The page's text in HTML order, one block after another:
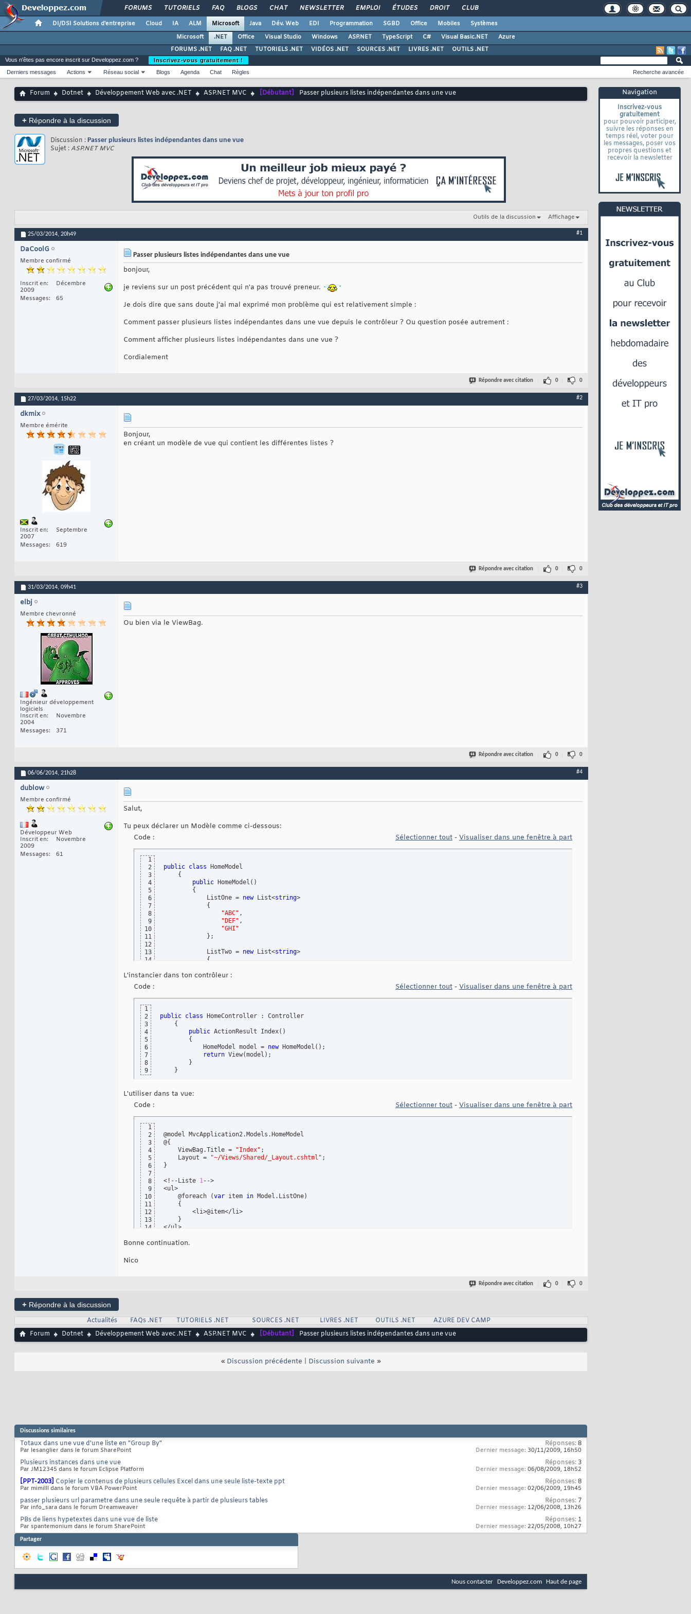
FORUMS TUTORIELS FAQ BLOGS CHAT NEWSLETTER EMPLOI ÉTUDES DROIT CLUB
DI/DSI Solutions d'entreprise Cloud IA ALM Microsoft Java Dév. Web EDI Programmation SGBD Office Mobiles
Systèmes
Microsoft
.NET Office Visual Studio Windows ASP.NET TypeScript C# Visual Basic.NET
Azure
FORUMS .NET
FAQ .NET TUTORIELS .NET VIDÉOS .NET SOURCES .NET LIVRES .NET OUTILS .NET
Navigation
Inscrivez-vous
gratuitement
pour pouvoir participer,
suivre les réponses en
temps réel, voter pour
les messages, poser vos
propres questions et
recevoir la newsletter
Vous n'êtes pas encore inscrit sur Developpez.com ?
Inscrivez-vous gratuitement !
Derniers messages
Actions Réseau social Blogs Agenda Chat Règles Recherche avancée
Forum Dotnet Développement Web avec .NET ASP.NET MVC [Débutant] Passer plusieurs listes indépendantes dans une vue
+ Répondre à la discussion
Discussion : Passer plusieurs listes indépendantes dans une vue
Sujet :ASP.NET MVC
Outils de la discussion Affichage
25/03/2014, 20h49 #1
DaCoolG
Membre confirmé
Inscrit en
Décembre
2009
Messages
65
Passer plusieurs listes indépendantes dans une vue
bonjour,
je reviens sur un post précédent qui n'a pas trouvé preneur.
Je dois dire que sans doute j'ai mal exprimé mon problème qui est relativement simple :
Comment passer plusieurs listes indépendantes dans une vue depuis le contrôleur ? Ou question posée autrement :
Comment afficher plusieurs listes indépendantes dans une vue ?
Cordialement
Répondre avec citation 0 0
27/03/2014, 15h22 #2
dkmix
Membre émérite
Inscrit en
Septembre
2007
Messages
619
Bonjour,
en créant un modèle de vue qui contient les différentes listes ?
Répondre avec citation 0 0
31/03/2014, 09h41 #3
elbj
Membre chevronné
Ingénieur développement
logiciels
Inscrit en
Novembre
2004
Messages
371
Ou bien via le ViewBag.
Répondre avec citation 0 0
06/06/2014, 21h28 #4
dublow
Membre confirmé
Développeur Web
Inscrit en
Novembre
2009
Messages
61
Salut,
Tu peux déclarer un Modèle comme ci-dessous:
Code :
Sélectionner tout - Visualiser dans une fenêtre à part
1
2
3
4
5
6
7
8
9
10
11
12
13
14
16
17
18
19
20
21
22
23
24
public class HomeModel
{
public HomeModel ( )
{
            ListOne =
new List<string>
{
"ABC" ,
"DEF" ,
"GHI"
} ;
            ListTwo =
new List<string>
{
"456"
}
public List< string > ListOne { get
public List<string > ListTwo
L'instancier dans ton contrôleur :
Code :
Sélectionner tout - Visualiser dans une fenêtre à part
1
2
3
4
5
6
7
8
9
public class HomeController : Controller
{
public ActionResult Index( )
{
            HomeModel model =
new HomeModel ( ) ;
return View(model ) ;
}
}
L'utiliser dans ta vue:
Code :
Sélectionner tout - Visualiser dans une fenêtre à part
1
2
3
4
5
6
7
8
9
10
11
12
13
14
16
@model MvcApplication2.Models.HomeModel
@{
    ViewBag.Title =
"Index" ;
    Layout =
"~/Views/Shared/_Layout.cshtml"
}
<!--Liste 1 -->
<ul>
    @foreach
(var item in Model.ListOne)
{
        <li>@item</li>
}
</ul>
<!--Liste
Bonne continuation.
Nico
Répondre avec citation 0 0
+ Répondre à la discussion
Actualités
FAQs .NET TUTORIELS .NET SOURCES .NET LIVRES .NET OUTILS .NET
AZURE DEV CAMP
Forum
Dotnet Développement Web avec .NET ASP.NET MVC [Débutant] Passer plusieurs listes indépendantes dans une vue
« Discussion précédente Discussion suivante »
Discussions similaires
Totaux dans une vue d'une liste en "Group By"
Par lesanglier dans le forum SharePoint
Réponses:8
Dernier message: 30/11/2009, 16h50
Plusieurs instances dans une vue
Par JM12345 dans le forum Eclipse Platform
Réponses: 3
Dernier message: 06/08/2009, 18h52
[PPT-2003] Copier le contenus de plusieurs cellules Excel dans une seule liste-texte ppt
Par mimilll dans le forum VBA PowerPoint
Réponses:8
Dernier message: 02/06/2009, 19h45
passer plusieurs url parametre dans une seule requête à partir de plusieurs tables
Par info_sara dans le forum Dreamweaver
Réponses: 7
Dernier message: 12/06/2008, 13h26
PBs de liens hypetextes dans une vue de liste
Par spantemonium dans le forum SharePoint
Réponses: 1
Dernier message: 22/05/2008, 10h27
Partager
Nous contacter Developpez.com Haut de page